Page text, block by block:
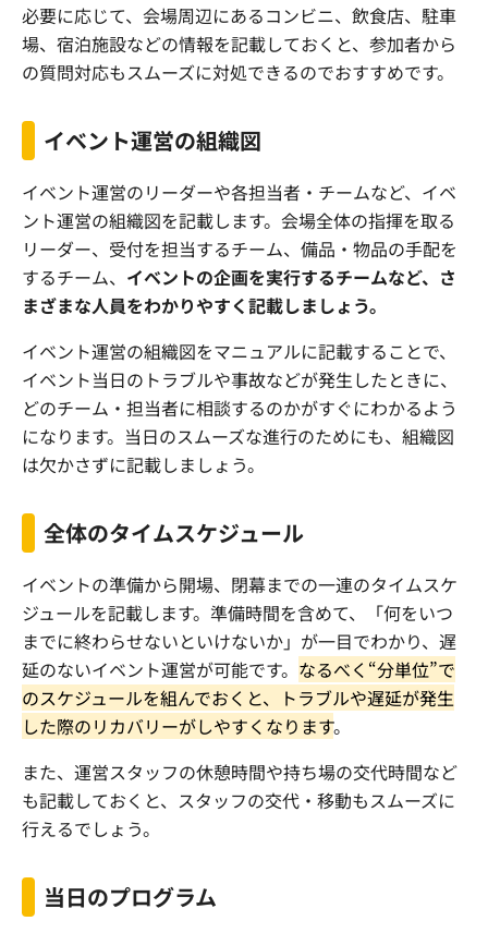
必要に応じて、会場周辺にあるコンビニ、飲食店、駐車
場、宿泊施設などの情報を記載しておくと、参加者から
の質問対応もスムーズに対処できるのでおすすめです。
イベント運営の組織図
イベント運営のリーダーや各担当者・チームなど、イベ
ント運営の組織図を記載します。会場全体の指揮を取る
リーダー、受付を担当するチーム、備品・物品の手配を
するチーム、 イベントの企画を実行するチームなど、さ
まざまな人員をわかりやすく記載しましょう。
イベント運営の組織図をマニュアルに記載することで、
イベント当日のトラブルや事故などが発生したときに、
どのチーム・担当者に相談するのかがすぐにわかるよう
になります。当日のスムーズな進行のためにも、組織図
は欠かさずに記載しましょう。
全体のタイムスケジュール
イベントの準備から開場、閉幕までの一連のタイムスケ
ジュールを記載します。準備時間を含めて、「何をいつ
までに終わらせないといけないか」が一目でわかり、遅
延のないイベント運営が可能です。 なるべく“分単位”で
のスケジュールを組んでおくと、トラブルや遅延が発生
した際のリカバリーがしやすくなります。
また、運営スタッフの休憩時間や持ち場の交代時間など
も記載しておくと、スタッフの交代・移動もスムーズに
行えるでしょう。
当日のプログラム